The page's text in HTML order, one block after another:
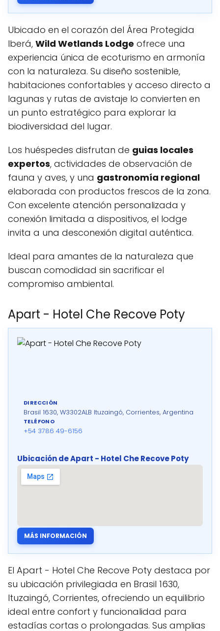
Ubicado en el corazón del Área Protegida
Iberá, Wild Wetlands Lodge ofrece una
experiencia única de ecoturismo en armonía
con la naturaleza. Su diseño sostenible,
habitaciones confortables y acceso directo a
lagunas y rutas de avistaje lo convierten en
un punto estratégico para explorar la
biodiversidad del lugar.
Los huéspedes disfrutan de guias locales
expertos, actividades de observación de
fauna y aves, y una gastronomía regional
elaborada con productos frescos de la zona.
Con excelente atención personalizada y
conexión limitada a dispositivos, el lodge
invita a una desconexión digital auténtica.
Ideal para amantes de la naturaleza que
buscan comodidad sin sacrificar el
compromiso ambiental.
Apart - Hotel Che Recove Poty
DIRECCIÓN
Brasil 1630, W3302ALB Ituzaingó, Corrientes, Argentina
TELÉFONO
+54 3786 49-6156
Ubicación de Apart - Hotel Che Recove Poty
MÁS INFORMACIÓN
El Apart - Hotel Che Recove Poty destaca por
su ubicación privilegiada en Brasil 1630,
Ituzaingó, Corrientes, ofreciendo un equilibrio
ideal entre confort y funcionalidad para
estadías cortas o prolongadas. Sus amplias